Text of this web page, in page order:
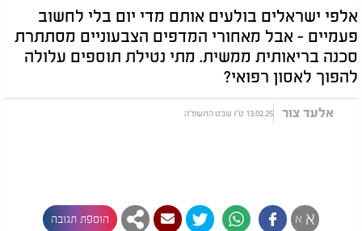
אלפי ישראלים בולעים אותם מדי יום בלי לחשוב
פעמיים - אבל מאחורי המדפים הצבעוניים מסתתרת
סכנה בריאותית ממשית. מתי נטילת תוספים עלולה
להפוך לאסון רפואי?
אלעד צור 13.02.25 ט"ו שבט התשפ"ה
א א הוספת תגובה